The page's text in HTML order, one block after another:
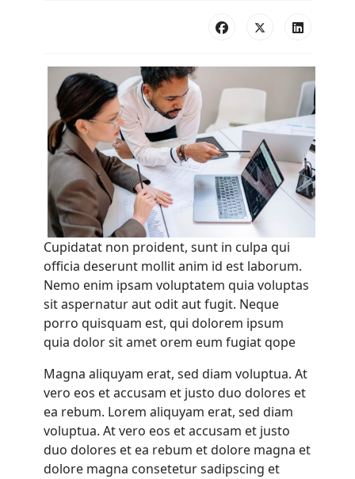
Cupidatat non proident, sunt in culpa qui
officia deserunt mollit anim id est laborum.
Nemo enim ipsam voluptatem quia voluptas
sit aspernatur aut odit aut fugit. Neque
porro quisquam est, qui dolorem ipsum
quia dolor sit amet orem eum fugiat qope
Magna aliquyam erat, sed diam voluptua. At
vero eos et accusam et justo duo dolores et
ea rebum. Lorem aliquyam erat, sed diam
voluptua. At vero eos et accusam et justo
duo dolores et ea rebum et dolore magna et
dolore magna consetetur sadipscing et